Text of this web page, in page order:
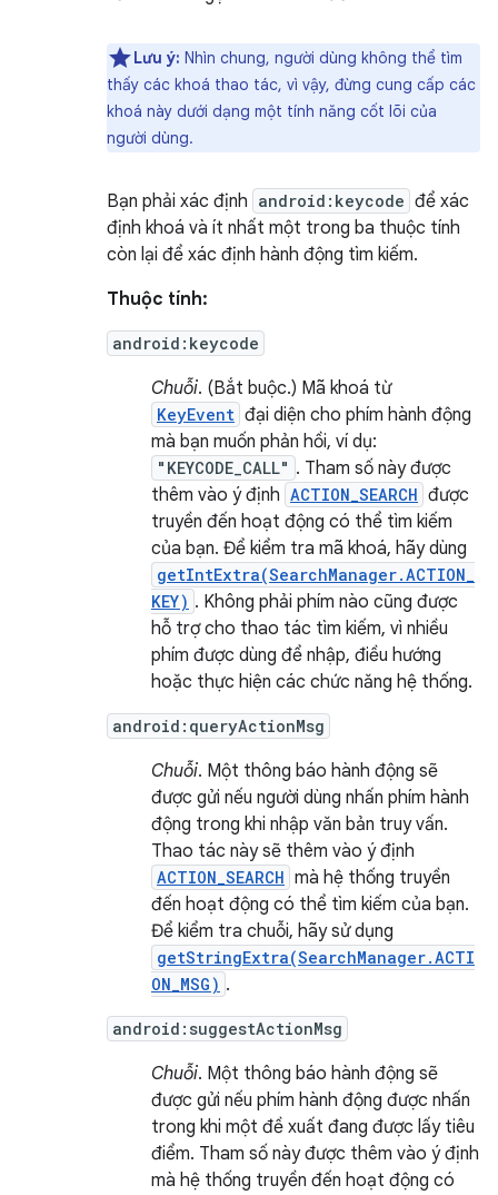
Lưu ý: Nhìn chung, người dùng không thể tìm
thấy các khoá thao tác, vì vậy, đừng cung cấp các
khoá này dưới dạng một tính năng cốt lõi của
người dùng.
Bạn phải xác định android:keycode để xác
định khoá và ít nhất một trong ba thuộc tính
còn lại để xác định hành động tìm kiếm.
Thuộc tính:
android:keycode
Chuỗi. (Bắt buộc.) Mã khoá từ
KeyEvent đại diện cho phím hành động
mà bạn muốn phản hồi, ví dụ:
"KEYCODE_CALL" . Tham số này được
thêm vào ý định ACTION_SEARCH được
truyền đến hoạt động có thể tìm kiếm
của bạn. Để kiểm tra mã khoá, hãy dùng
getIntExtra(SearchManager.ACTION_
KEY) . Không phải phím nào cũng được
hỗ trợ cho thao tác tìm kiếm, vì nhiều
phím được dùng để nhập, điều hướng
hoặc thực hiện các chức năng hệ thống.
android:queryActionMsg
Chuỗi. Một thông báo hành động sẽ
được gửi nếu người dùng nhấn phím hành
động trong khi nhập văn bản truy vấn.
Thao tác này sẽ thêm vào ý định
ACTION_SEARCH mà hệ thống truyền
đến hoạt động có thể tìm kiếm của bạn.
Để kiểm tra chuỗi, hãy sử dụng
getStringExtra(SearchManager.ACTI
ON_MSG) .
android:suggestActionMsg
Chuỗi. Một thông báo hành động sẽ
được gửi nếu phím hành động được nhấn
trong khi một đề xuất đang được lấy tiêu
điểm. Tham số này được thêm vào ý định
mà hệ thống truyền đến hoạt động có